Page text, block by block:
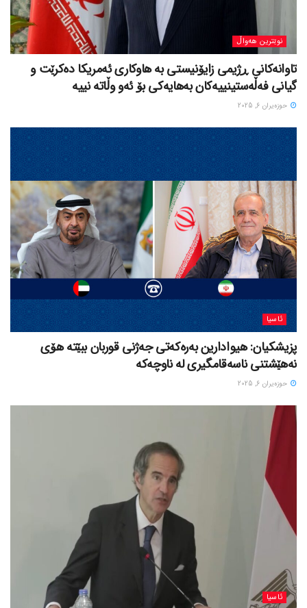
نوێترین هەواڵ
تاوانەکانی ڕژیمی زایۆنیستی بە هاوکاری ئەمریکا دەکرێت و
گیانی فەڵەستینییەکان بەهایەکی بۆ ئەو وڵاتە نییە
حوزه‌یران 6, 2025
ئاسیا
پزیشکیان: هیوادارین بەرەکەتی جەژنی قوربان ببێتە هۆی
نەهێشتنی ناسەقامگیری لە ناوچەکە
حوزه‌یران 6, 2025
ئاسیا